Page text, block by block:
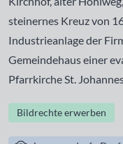
steinernes Kreuz von
Industrieanlage der
Gemeindehaus einer
Pfarrkirche St.
Bildrechte erwerben